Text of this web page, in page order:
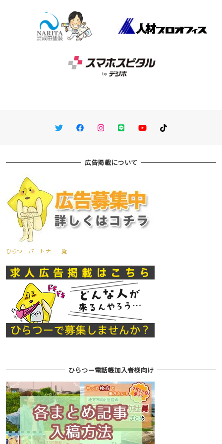
TwitterFacebookInstagram
LINE You TubeTikTok
広告掲載について
ひらつーパートナー一覧
ひらつー電話帳加入者様向け